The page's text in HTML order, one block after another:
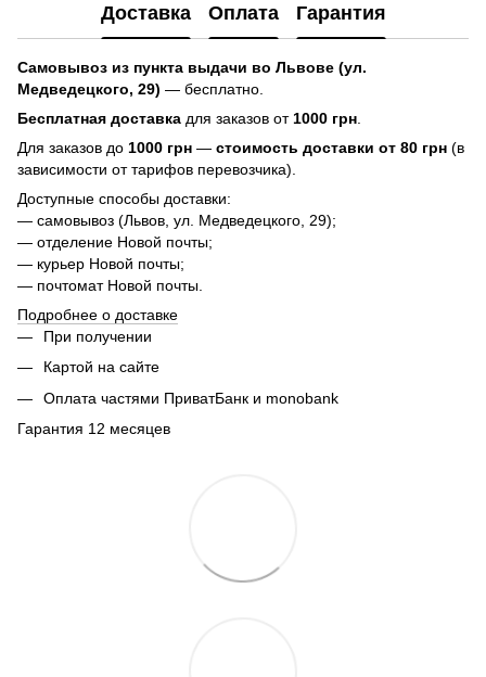
Доставка Оплата Гарантия
Самовывоз из пункта выдачи во Львове (ул.
Медведецкого, 29) — бесплатно.
Бесплатная доставка для заказов от 1000 грн
Для заказов до 1000 грн — стоимость доставки от 80 грн (в
зависимости от тарифов перевозчика).
Доступные способы доставки:
— самовывоз (Львов, ул. Медведецкого, 29);
— отделение Новой почты;
— курьер Новой почты;
— почтомат Новой почты.
Подробнее о доставке
При получении
Картой на сайте
Оплата частями ПриватБанк и monobank
Гарантия 12 месяцев